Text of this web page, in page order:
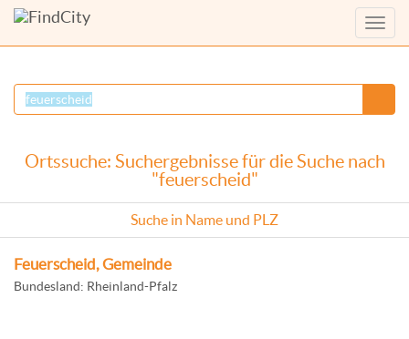
Menü
Ortssuche: Suchergebnisse für die Suche nach
"feuerscheid"
Suche in Name und PLZ
Feuerscheid, Gemeinde
Bundesland: Rheinland-Pfalz